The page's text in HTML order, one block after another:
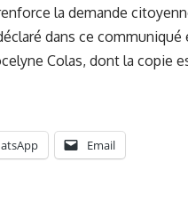
la demande
dans ce communiqué
Colas, dont la copie
Email